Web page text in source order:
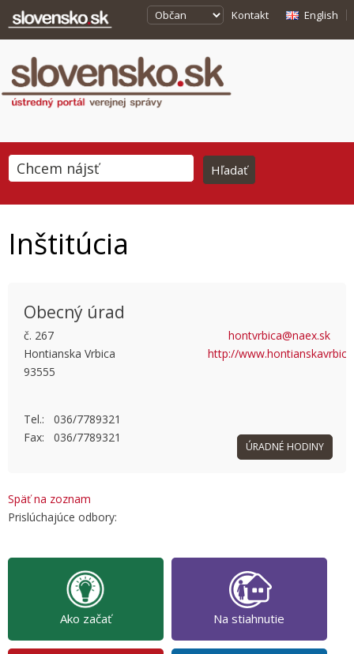
Kontakt English
Inštitúcia
This page can't load Google Maps correctly.
Obecný úrad
č. 267
Hontianska Vrbica
93555
hontvrbica@naex.sk
http://
Tel.: 036/7789321
Fax: 036/7789321
ÚRADNÉ HODINY
Späť na zoznam
Prislúchajúce odbory:
Ako začať Na stiahnutie